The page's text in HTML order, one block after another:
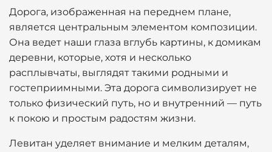
Дорога, изображенная на переднем плане,
является центральным элементом композиции.
Она ведет наши глаза вглубь картины, к домикам
деревни, которые, хотя и несколько
расплывчаты, выглядят такими родными и
гостеприимными. Эта дорога символизирует не
только физический путь, но и внутренний — путь
к покою и простым радостям жизни.
Левитан уделяет внимание и мелким деталям,